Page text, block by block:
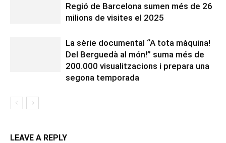
Regió de Barcelona sumen més de 26
milions de visites el 2025
La sèrie documental “A tota màquina!
Del Berguedà al món!” suma més de
200.000 visualitzacions i prepara una
segona temporada
LEAVE A REPLY